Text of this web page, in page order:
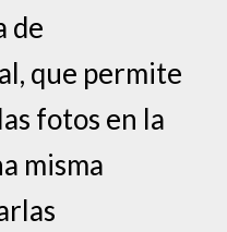
de
que permite
fotos en la
misma